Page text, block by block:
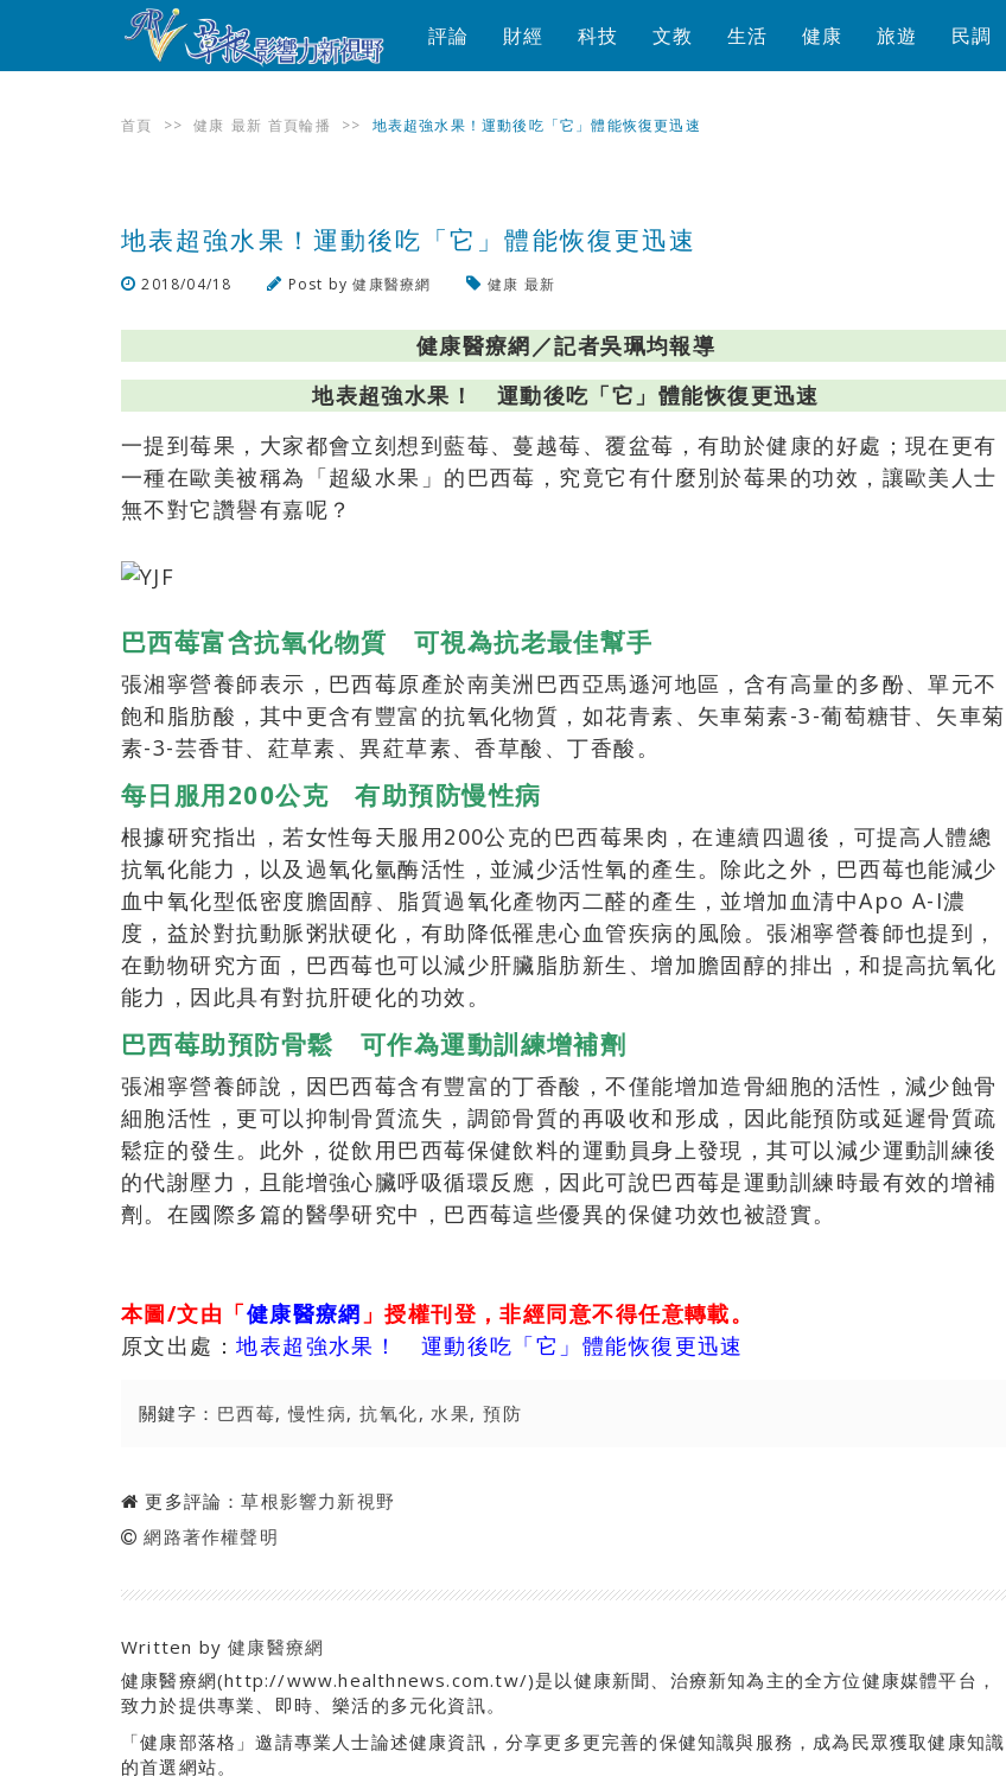
評論 財經 科技 文教 生活 健康 旅遊 民調
首頁 >> 健康 最新 首頁輪播 >> 地表超強水果！運動後吃「它」體能恢復更迅速
地表超強水果！運動後吃「它」體能恢復更迅速
2018/04/18 Post by健康醫療網 健康 最新
健康醫療網／記者吳珮均報導
地表超強水果！ 運動後吃「它」體能恢復更迅速
一提到莓果，大家都會立刻想到藍莓、蔓越莓、覆盆莓，有助於健康的好處；現在更有
一種在歐美被稱為「超級水果」的巴西莓，究竟它有什麼別於莓果的功效，讓歐美人士
無不對它讚譽有嘉呢？
巴西莓富含抗氧化物質 可視為抗老最佳幫手
張湘寧營養師表示，巴西莓原產於南美洲巴西亞馬遜河地區，含有高量的多酚、單元不
飽和脂肪酸，其中更含有豐富的抗氧化物質，如花青素、矢車菊素-3-葡萄糖苷、矢車菊
素-3-芸香苷、葒草素、異葒草素、香草酸、丁香酸。
每日服用200公克 有助預防慢性病
根據研究指出，若女性每天服用200公克的巴西莓果肉，在連續四週後，可提高人體總
抗氧化能力，以及過氧化氫酶活性，並減少活性氧的產生。除此之外，巴西莓也能減少
血中氧化型低密度膽固醇、脂質過氧化產物丙二醛的產生，並增加血清中Apo A-I濃
度，益於對抗動脈粥狀硬化，有助降低罹患心血管疾病的風險。張湘寧營養師也提到，
在動物研究方面，巴西莓也可以減少肝臟脂肪新生、增加膽固醇的排出，和提高抗氧化
能力，因此具有對抗肝硬化的功效。
巴西莓助預防骨鬆 可作為運動訓練增補劑
張湘寧營養師說，因巴西莓含有豐富的丁香酸，不僅能增加造骨細胞的活性，減少蝕骨
細胞活性，更可以抑制骨質流失，調節骨質的再吸收和形成，因此能預防或延遲骨質疏
鬆症的發生。此外，從飲用巴西莓保健飲料的運動員身上發現，其可以減少運動訓練後
的代謝壓力，且能增強心臟呼吸循環反應，因此可說巴西莓是運動訓練時最有效的增補
劑。在國際多篇的醫學研究中，巴西莓這些優異的保健功效也被證實。
本圖/文由「健康醫療網 」授權刊登，非經同意不得任意轉載。
原文出處：地表超強水果！ 運動後吃「它」體能恢復更迅速
關鍵字： 巴西莓,慢性病,抗氧化,水果,預防
更多評論：草根影響力新視野
網路著作權聲明
Written by健康醫療網
健康醫療網(http://www.healthnews.com.tw/)是以健康新聞、治療新知為主的全方位健康媒體平台，
致力於提供專業、即時、樂活的多元化資訊。
「健康部落格」邀請專業人士論述健康資訊，分享更多更完善的保健知識與服務，成為民眾獲取健康知識
的首選網站。